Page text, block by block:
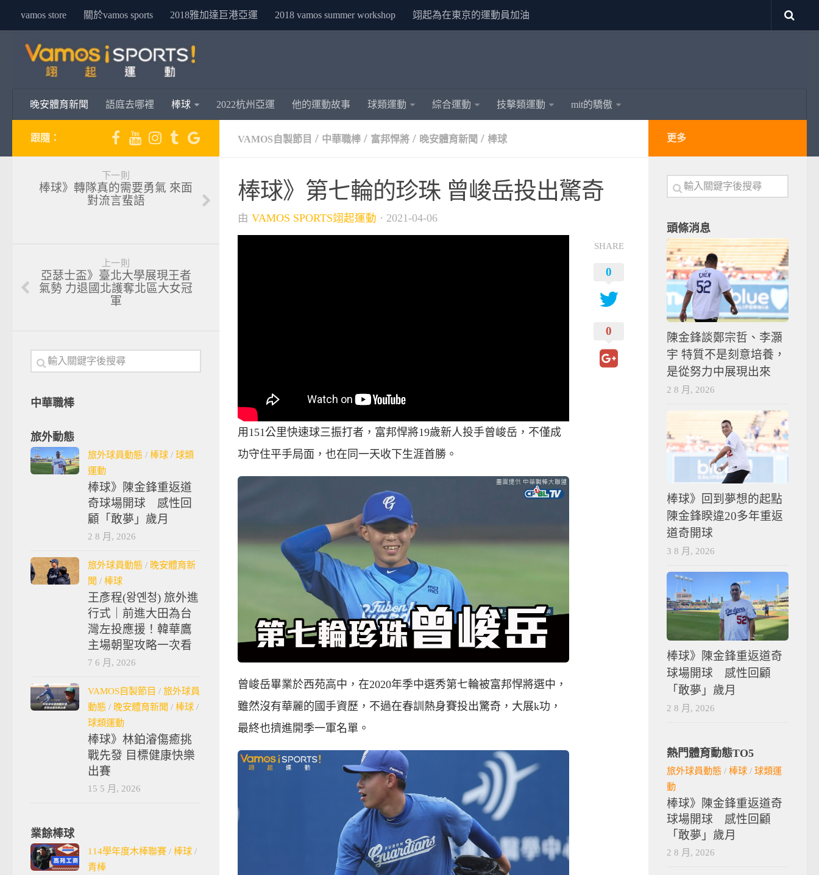
vamos store 關於vamos sports 2018雅加達巨港亞運 2018 vamos summer workshop 翊起為在東京的運動員加油
晚安體育新聞 語庭去哪裡 棒球 2022杭州亞運 他的運動故事 球類運動 綜合運動 技擊類運動 mit的驕傲
VAMOS自製節目 / 中華職棒 / 富邦悍將 / 晚安體育新聞 / 棒球
棒球》第七輪的珍珠 曾峻岳投出驚奇
由 VAMOS SPORTS翊起運動 · 2021-04-06
用151公里快速球三振打者，富邦悍將19歲新人投手曾峻岳，不僅成
功守住平手局面，也在同一天收下生涯首勝。
曾峻岳畢業於西苑高中，在2020年季中選秀第七輪被富邦悍將選中，
雖然沒有華麗的國手資歷，不過在春訓熱身賽投出驚奇，大展k功，
最終也擠進開季一軍名單。
SHARE
0
0
跟隨：
下一則
棒球》轉隊真的需要勇氣 來面
對流言蜚語
上一則
亞瑟士盃》臺北大學展現王者
氣勢 力退國北護奪北區大女冠
軍
中華職棒
旅外動態
旅外球員動態 / 棒球 / 球類
運動
棒球》陳金鋒重返道
奇球場開球 感性回
顧「敢夢」歲月
2 8 月, 2026
旅外球員動態 / 晚安體育新
聞 / 棒球
王彥程(왕옌청) 旅外進
行式｜前進大田為台
灣左投應援！韓華鷹
主場朝聖攻略一次看
7 6 月, 2026
VAMOS自製節目 / 旅外球員
動態 / 晚安體育新聞 / 棒球 /
球類運動
棒球》林鉑濬傷癒挑
戰先發 目標健康快樂
出賽
15 5 月, 2026
業餘棒球
114學年度木棒聯賽 / 棒球 /
青棒
更多
頭條消息
陳金鋒談鄭宗哲、李灝
宇 特質不是刻意培養，
是從努力中展現出來
2 8 月, 2026
棒球》回到夢想的起點
陳金鋒睽違20多年重返
道奇開球
3 8 月, 2026
棒球》陳金鋒重返道奇
球場開球 感性回顧
「敢夢」歲月
2 8 月, 2026
熱門體育動態TO5
旅外球員動態 / 棒球 / 球類運
動
棒球》陳金鋒重返道奇
球場開球 感性回顧
「敢夢」歲月
2 8 月, 2026